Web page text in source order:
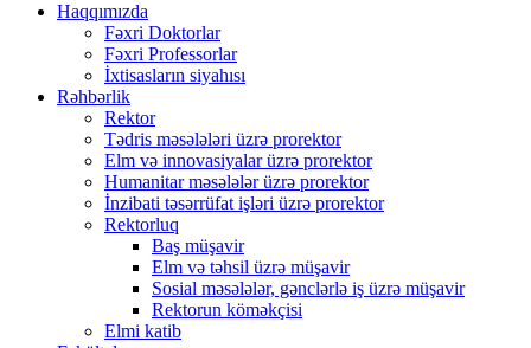
Haqqımızda
Fəxri Doktorlar
Fəxri Professorlar
İxtisasların siyahısı
Rəhbərlik
Rektor
Tədris məsələləri üzrə prorektor
Elm və innovasiyalar üzrə prorektor
Humanitar məsələlər üzrə prorektor
İnzibati təsərrüfat işləri üzrə prorektor
Rektorluq
Baş müşavir
Elm və təhsil üzrə müşavir
Sosial məsələlər, gənclərlə iş üzrə müşavir
Rektorun köməkçisi
Elmi katib